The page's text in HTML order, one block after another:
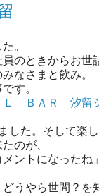
。
のときからお世
なさまと飲み。
す。
Ｌ ＢＡＲ 汐留
した。そして楽
のが、
ントになったね」
うやら世間？を